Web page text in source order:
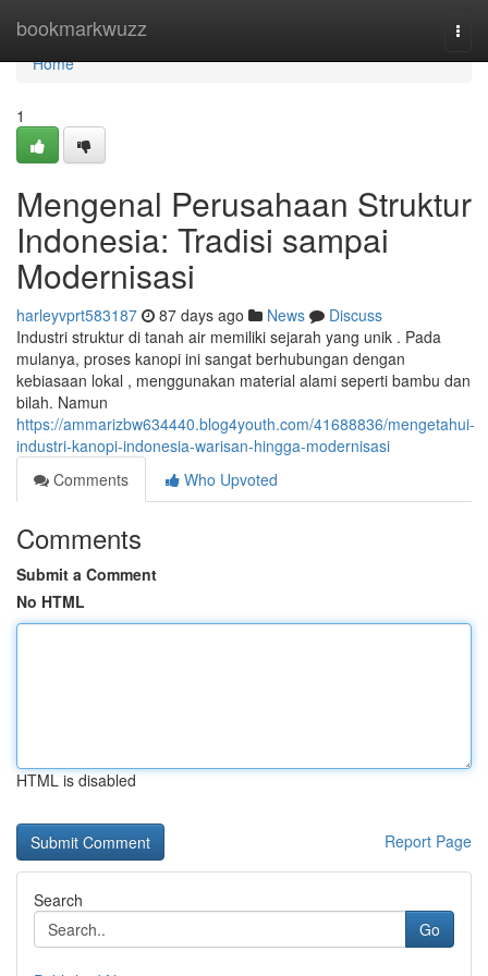
bookmarkwuzz
Home
Home
1
Mengenal Perusahaan Struktur
Indonesia: Tradisi sampai
Modernisasi
harleyvprt583187 87 days ago News
Discuss
Industri struktur di tanah air memiliki sejarah yang unik . Pada
mulanya, proses kanopi ini sangat berhubungan dengan
kebiasaan lokal , menggunakan material alami seperti bambu dan
bilah. Namun
https://ammarizbw634440.blog4youth.com/41688836/mengetahui-
industri-kanopi-indonesia-warisan-hingga-modernisasi
Comments
Who Upvoted
Comments
Submit a Comment
No HTML
HTML is disabled
Report Page
Search
Go